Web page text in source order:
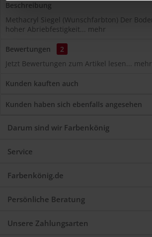
Beschreibung
Methacryl Siegel (Wunschfarbton) Der
hoher Abriebfestigkeit... mehr
Bewertungen
2
Jetzt Bewertungen zum Artikel lesen... mehr
Kunden kauften auch
Kunden haben sich ebenfalls angesehen
Darum sind wir Farbenkönig
Service
Farbenkönig.de
Persönliche Beratung
Unsere Zahlungsarten